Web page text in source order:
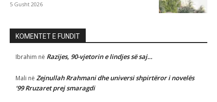
5 Gusht 2026
KOMENTET E FUNDIT
Ibrahim në Razijes, 90-vjetorin e lindjes së saj…
Mali në Zejnullah Rrahmani dhe universi shpirtëror i novelës
‘99 Rruzaret prej smaragdi